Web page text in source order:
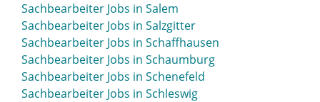
Sachbearbeiter Jobs in Salem
Sachbearbeiter Jobs in Salzgitter
Sachbearbeiter Jobs in Schaffhausen
Sachbearbeiter Jobs in Schaumburg
Sachbearbeiter Jobs in Schenefeld
Sachbearbeiter Jobs in Schleswig